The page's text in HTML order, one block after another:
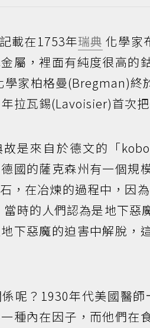
載在1753年瑞典 化學家
屬，裡面有純度很高的
家柏格曼(Bregman)終
拉瓦錫(Lavoisier)首次
是來自於德文的「
國的薩克森州有一個規
，在冶煉的過程中，因
時的人們認為是地下惡
下惡魔的迫害中解脫，
呢？1930年代美國醫
種內在因子，而他們在